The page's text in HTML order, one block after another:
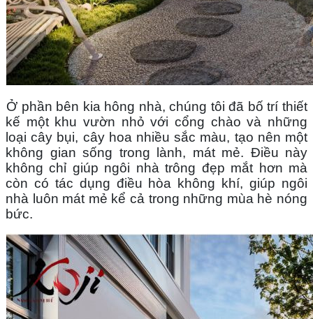
Ở phần bên kia hông nhà, chúng tôi đã bố trí thiết
kế một khu vườn nhỏ với cổng chào và những
loại cây bụi, cây hoa nhiều sắc màu, tạo nên một
không gian sống trong lành, mát mẻ. Điều này
không chỉ giúp ngôi nhà trông đẹp mắt hơn mà
còn có tác dụng điều hòa không khí, giúp ngôi
nhà luôn mát mẻ kể cả trong những mùa hè nóng
bức.